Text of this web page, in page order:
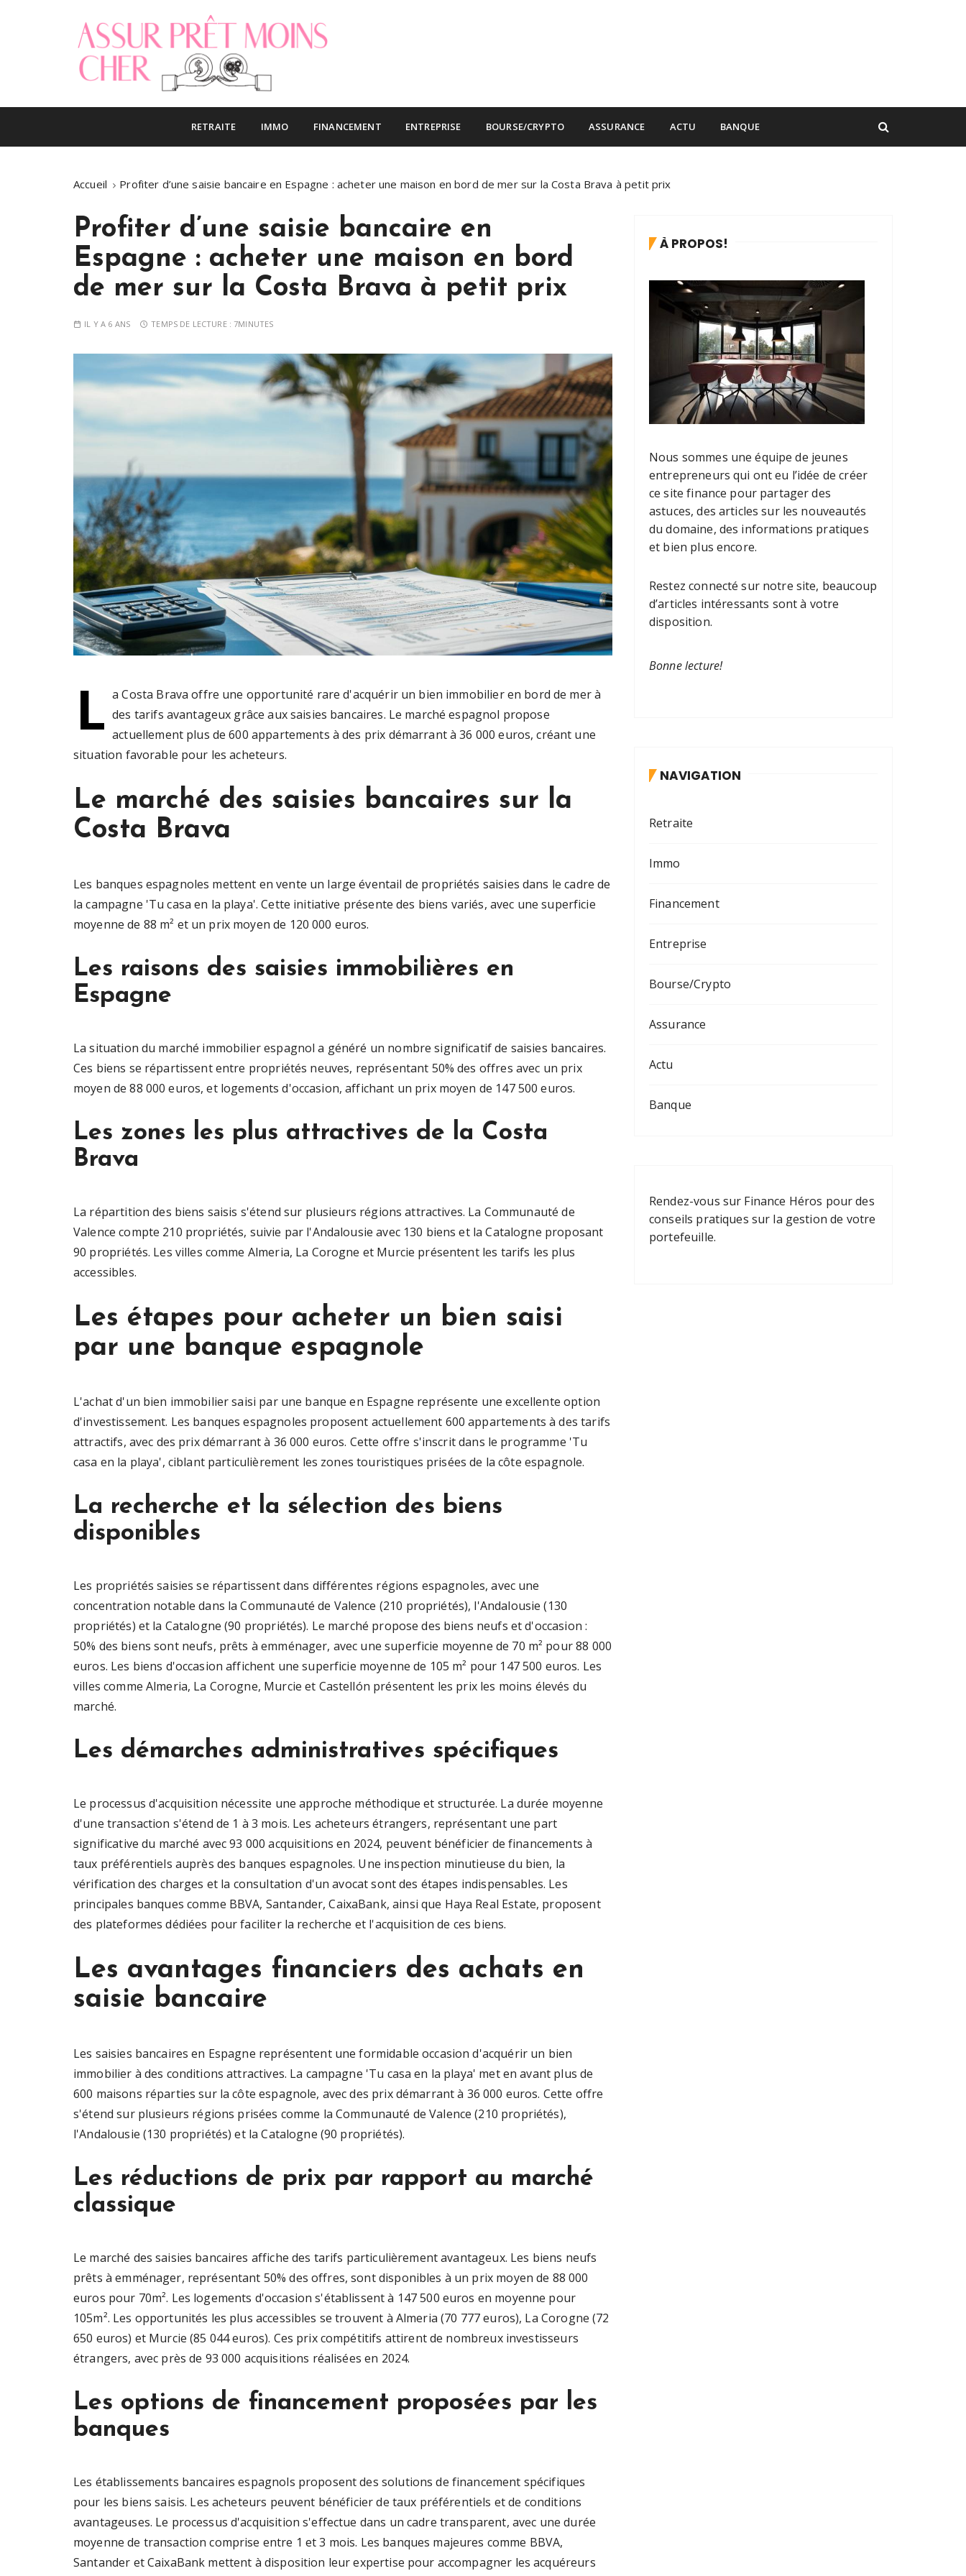
n
Assur pret moins cher
Le blog finance
RETRAITE IMMO FINANCEMENT ENTREPRISE BOURSE/CRYPTO ASSURANCE ACTU BANQUE
Accueil Profiter d’une saisie bancaire en Espagne : acheter une maison en bord de mer sur la Costa Brava à petit prix
Profiter d’une saisie bancaire en
Espagne : acheter une maison en bord
de mer sur la Costa Brava à petit prix
IL Y A 6 ANS TEMPS DE LECTURE : 7MINUTES
L a Costa Brava offre une opportunité rare d'acquérir un bien immobilier en bord de mer à
des tarifs avantageux grâce aux saisies bancaires. Le marché espagnol propose
actuellement plus de 600 appartements à des prix démarrant à 36 000 euros, créant une
situation favorable pour les acheteurs.
Le marché des saisies bancaires sur la
Costa Brava
Les banques espagnoles mettent en vente un large éventail de propriétés saisies dans le cadre de
la campagne 'Tu casa en la playa'. Cette initiative présente des biens variés, avec une superficie
moyenne de 88 m² et un prix moyen de 120 000 euros.
Les raisons des saisies immobilières en
Espagne
La situation du marché immobilier espagnol a généré un nombre significatif de saisies bancaires.
Ces biens se répartissent entre propriétés neuves, représentant 50% des offres avec un prix
moyen de 88 000 euros, et logements d'occasion, affichant un prix moyen de 147 500 euros.
Les zones les plus attractives de la Costa
Brava
La répartition des biens saisis s'étend sur plusieurs régions attractives. La Communauté de
Valence compte 210 propriétés, suivie par l'Andalousie avec 130 biens et la Catalogne proposant
90 propriétés. Les villes comme Almeria, La Corogne et Murcie présentent les tarifs les plus
accessibles.
Les étapes pour acheter un bien saisi
par une banque espagnole
L'achat d'un bien immobilier saisi par une banque en Espagne représente une excellente option
d'investissement. Les banques espagnoles proposent actuellement 600 appartements à des tarifs
attractifs, avec des prix démarrant à 36 000 euros. Cette offre s'inscrit dans le programme 'Tu
casa en la playa', ciblant particulièrement les zones touristiques prisées de la côte espagnole.
La recherche et la sélection des biens
disponibles
Les propriétés saisies se répartissent dans différentes régions espagnoles, avec une
concentration notable dans la Communauté de Valence (210 propriétés), l'Andalousie (130
propriétés) et la Catalogne (90 propriétés). Le marché propose des biens neufs et d'occasion :
50% des biens sont neufs, prêts à emménager, avec une superficie moyenne de 70 m² pour 88 000
euros. Les biens d'occasion affichent une superficie moyenne de 105 m² pour 147 500 euros. Les
villes comme Almeria, La Corogne, Murcie et Castellón présentent les prix les moins élevés du
marché.
Les démarches administratives spécifiques
Le processus d'acquisition nécessite une approche méthodique et structurée. La durée moyenne
d'une transaction s'étend de 1 à 3 mois. Les acheteurs étrangers, représentant une part
significative du marché avec 93 000 acquisitions en 2024, peuvent bénéficier de financements à
taux préférentiels auprès des banques espagnoles. Une inspection minutieuse du bien, la
vérification des charges et la consultation d'un avocat sont des étapes indispensables. Les
principales banques comme BBVA, Santander, CaixaBank, ainsi que Haya Real Estate, proposent
des plateformes dédiées pour faciliter la recherche et l'acquisition de ces biens.
Les avantages financiers des achats en
saisie bancaire
Les saisies bancaires en Espagne représentent une formidable occasion d'acquérir un bien
immobilier à des conditions attractives. La campagne 'Tu casa en la playa' met en avant plus de
600 maisons réparties sur la côte espagnole, avec des prix démarrant à 36 000 euros. Cette offre
s'étend sur plusieurs régions prisées comme la Communauté de Valence (210 propriétés),
l'Andalousie (130 propriétés) et la Catalogne (90 propriétés).
Les réductions de prix par rapport au marché
classique
Le marché des saisies bancaires affiche des tarifs particulièrement avantageux. Les biens neufs
prêts à emménager, représentant 50% des offres, sont disponibles à un prix moyen de 88 000
euros pour 70m². Les logements d'occasion s'établissent à 147 500 euros en moyenne pour
105m². Les opportunités les plus accessibles se trouvent à Almeria (70 777 euros), La Corogne (72
650 euros) et Murcie (85 044 euros). Ces prix compétitifs attirent de nombreux investisseurs
étrangers, avec près de 93 000 acquisitions réalisées en 2024.
Les options de financement proposées par les
banques
Les établissements bancaires espagnols proposent des solutions de financement spécifiques
pour les biens saisis. Les acheteurs peuvent bénéficier de taux préférentiels et de conditions
avantageuses. Le processus d'acquisition s'effectue dans un cadre transparent, avec une durée
moyenne de transaction comprise entre 1 et 3 mois. Les banques majeures comme BBVA,
Santander et CaixaBank mettent à disposition leur expertise pour accompagner les acquéreurs
À PROPOS!
Nous sommes une équipe de jeunes
entrepreneurs qui ont eu l’idée de créer
ce site finance pour partager des
astuces, des articles sur les nouveautés
du domaine, des informations pratiques
et bien plus encore.
Restez connecté sur notre site, beaucoup
d’articles intéressants sont à votre
disposition.
Bonne lecture!
NAVIGATION
Retraite
Immo
Financement
Entreprise
Bourse/Crypto
Assurance
Actu
Banque
Rendez-vous sur Finance Héros pour des
conseils pratiques sur la gestion de votre
portefeuille.